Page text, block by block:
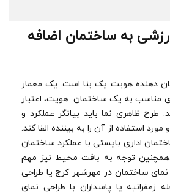
به ساختمان اضافه
دهنده هویت یک بنا است. یک معمار
مناسب به یک ساختمان هویت، اعتبار
ظاهری نما باید بیانگر عملکرد و
استفاده از آن را به بیننده القا کند.
اداری بایستی با عملکرد ساختمان
توجه به بافت محیط نیز مهم
ساختمان در مهرشهر کرج یا طراحی
زعفرانیه یا پاسداران با طراحی نمای